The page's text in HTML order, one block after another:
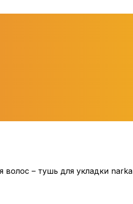
волос – тушь для укладки narka